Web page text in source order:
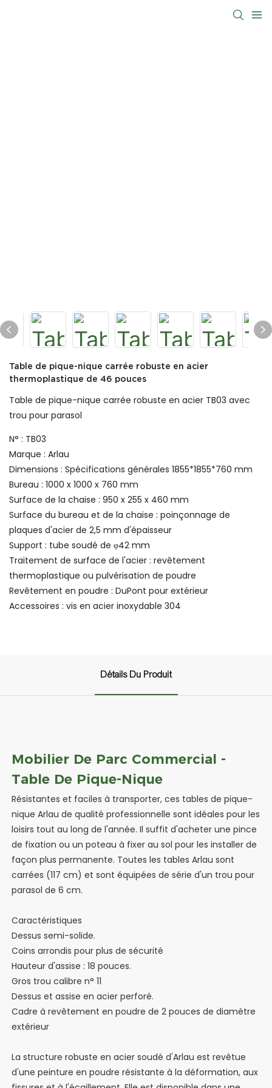
Table de pique-nique carrée robuste en acier
thermoplastique de 46 pouces
Table de pique-nique carrée robuste en acier TB03 avec
trou pour parasol
N° : TB03
Marque : Arlau
Dimensions : Spécifications générales 1855*1855*760 mm
Bureau : 1000 x 1000 x 760 mm
Surface de la chaise : 950 x 255 x 460 mm
Surface du bureau et de la chaise : poinçonnage de
plaques d'acier de 2,5 mm d'épaisseur
Support : tube soudé de φ42 mm
Traitement de surface de l'acier : revêtement
thermoplastique ou pulvérisation de poudre
Revêtement en poudre : DuPont pour extérieur
Accessoires : vis en acier inoxydable 304
Détails Du Produit
Mobilier De Parc Commercial -
Table De Pique-Nique
Résistantes et faciles à transporter, ces tables de pique-
nique Arlau de qualité professionnelle sont idéales pour les
loisirs tout au long de l'année. Il suffit d'acheter une pince
de fixation ou un poteau à fixer au sol pour les installer de
façon plus permanente. Toutes les tables Arlau sont
carrées (117 cm) et sont équipées de série d'un trou pour
parasol de 6 cm.
Caractéristiques
Dessus semi-solide.
Coins arrondis pour plus de sécurité
Hauteur d'assise : 18 pouces.
Gros trou calibre n° 11
Dessus et assise en acier perforé.
Cadre à revêtement en poudre de 2 pouces de diamètre
extérieur
La structure robuste en acier soudé d'Arlau est revêtue
d'une peinture en poudre résistante à la déformation, aux